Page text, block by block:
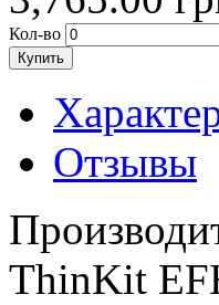
Кол-во
Купить
Отзывы
ThinKit